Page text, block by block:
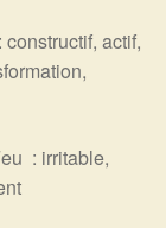
actif,
: irritable,